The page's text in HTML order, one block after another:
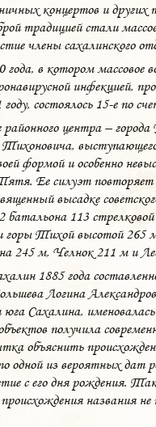
концертов и
традицией стали
члены сахалинского
в котором массовое
инфекцией,
состоялось 15-е по
центра – города
Тихоновича,
формой и особенно
Ее силуэт
высадке
113 стрелковой
горы Тихой высотой 265
245 м, Челнок 211 м и
1885 года
Логина
Сахалина,
получила
объяснить
одной из вероятных дат
с его дня рождения.
названия